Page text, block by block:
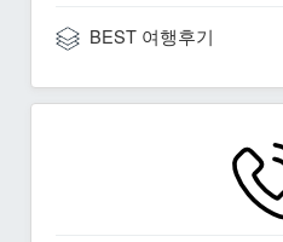
BEST 여행후기